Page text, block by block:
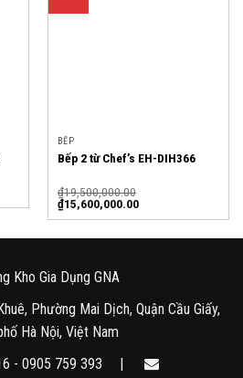
BẾP
Bếp 2 từ Chef’s EH-DIH366
₫19,500,000.00
₫15,600,000.00
Kho Gia Dụng GNA
Phường Mai Dịch, Quận Cầu Giấy,
Hà Nội, Việt Nam
- 0905 759 393
|